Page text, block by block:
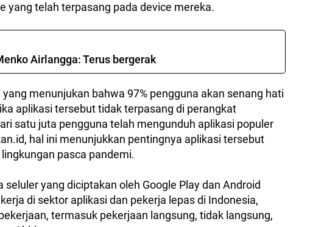
yang telah terpasang pada device mereka.
Airlangga: Terus bergerak
menunjukan bahwa 97% pengguna akan senang hati
aplikasi tersebut tidak terpasang di perangkat
satu juta pengguna telah mengunduh aplikasi populer
hal ini menunjukkan pentingnya aplikasi tersebut
pasca pandemi.
yang diciptakan oleh Google Play dan Android
di sektor aplikasi dan pekerja lepas di Indonesia,
termasuk pekerjaan langsung, tidak langsung,